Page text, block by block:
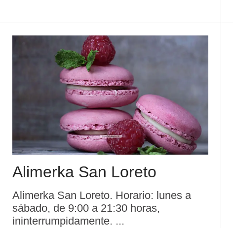
Alimerka San Loreto
Alimerka San Loreto. Horario: lunes a
sábado, de 9:00 a 21:30 horas,
ininterrumpidamente. ...